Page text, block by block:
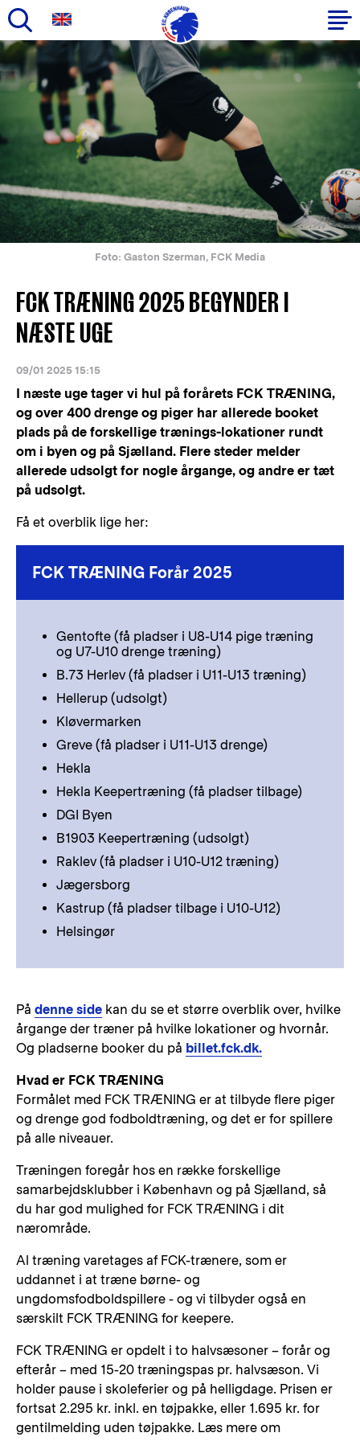
Gå
til
hovedindhold
Primær
navigation
Foto: Gaston Szerman, FCK Media
FCK TRÆNING 2025 BEGYNDER I
NÆSTE UGE
09/01 2025 15:15
I næste uge tager vi hul på forårets FCK TRÆNING,
og over 400 drenge og piger har allerede booket
plads på de forskellige trænings-lokationer rundt
om i byen og på Sjælland. Flere steder melder
allerede udsolgt for nogle årgange, og andre er tæt
på udsolgt.
Få et overblik lige her:
FCK TRÆNING Forår 2025
Gentofte (få pladser i U8-U14 pige træning
og U7-U10 drenge træning)
B.73 Herlev (få pladser i U11-U13 træning)
Hellerup (udsolgt)
Kløvermarken
Greve (få pladser i U11-U13 drenge)
Hekla
Hekla Keepertræning (få pladser tilbage)
DGI Byen
B1903 Keepertræning (udsolgt)
Raklev (få pladser i U10-U12 træning)
Jægersborg
Kastrup (få pladser tilbage i U10-U12)
Helsingør
På denne side kan du se et større overblik over, hvilke
årgange der træner på hvilke lokationer og hvornår.
Og pladserne booker du på billet.fck.dk.
Hvad er FCK TRÆNING
Formålet med FCK TRÆNING er at tilbyde flere piger
og drenge god fodboldtræning, og det er for spillere
på alle niveauer.
Træningen foregår hos en række forskellige
samarbejdsklubber i København og på Sjælland, så
du har god mulighed for FCK TRÆNING i dit
nærområde.
Al træning varetages af FCK-trænere, som er
uddannet i at træne børne- og
ungdomsfodboldspillere - og vi tilbyder også en
særskilt FCK TRÆNING for keepere.
FCK TRÆNING er opdelt i to halvsæsoner – forår og
efterår – med 15-20 træningspas pr. halvsæson. Vi
holder pause i skoleferier og på helligdage. Prisen er
fortsat 2.295 kr. inkl. en tøjpakke, eller 1.695 kr. for
gentilmelding uden tøjpakke. Læs mere om